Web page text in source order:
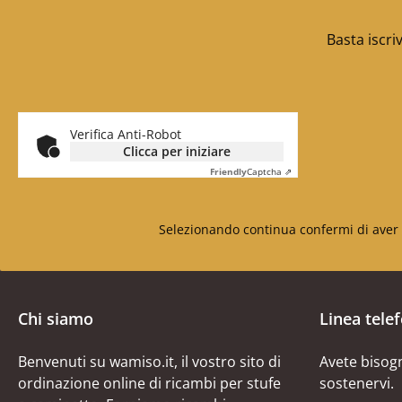
Basta
Verifica Anti-Robot
Clicca per iniziare
FriendlyCaptcha ⇗
Selezionando continua confermi di
Chi siamo
Benvenuti su wamiso.it, il vostro sito di
ordinazione online di ricambi per stufe
Linea
Avete
sostenervi.